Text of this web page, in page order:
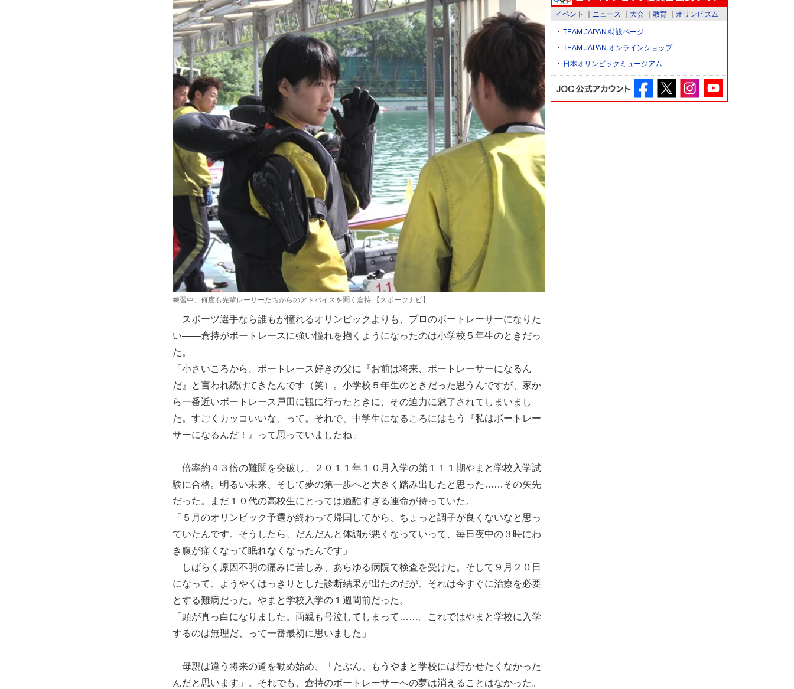
練習中、何度も先輩レーサーたちからのアドバイスを聞く倉持 【スポーツナビ】
スポーツ選手なら誰もが憧れるオリンピックよりも、プロのボートレーサーになりた
い――倉持がボートレースに強い憧れを抱くようになったのは小学校５年生のときだっ
た。
「小さいころから、ボートレース好きの父に『お前は将来、ボートレーサーになるん
だ』と言われ続けてきたんです（笑）。小学校５年生のときだった思うんですが、家か
ら一番近いボートレース戸田に観に行ったときに、その迫力に魅了されてしまいまし
た。すごくカッコいいな、って。それで、中学生になるころにはもう『私はボートレー
サーになるんだ！』って思っていましたね」
倍率約４３倍の難関を突破し、２０１１年１０月入学の第１１１期やまと学校入学試
験に合格。明るい未来、そして夢の第一歩へと大きく踏み出したと思った……その矢先
だった。まだ１０代の高校生にとっては過酷すぎる運命が待っていた。
「５月のオリンピック予選が終わって帰国してから、ちょっと調子が良くないなと思っ
ていたんです。そうしたら、だんだんと体調が悪くなっていって、毎日夜中の３時にわ
き腹が痛くなって眠れなくなったんです」
しばらく原因不明の痛みに苦しみ、あらゆる病院で検査を受けた。そして９月２０日
になって、ようやくはっきりとした診断結果が出たのだが、それは今すぐに治療を必要
とする難病だった。やまと学校入学の１週間前だった。
「頭が真っ白になりました。両親も号泣してしまって……。これではやまと学校に入学
するのは無理だ、って一番最初に思いました」
母親は違う将来の道を勧め始め、「たぶん、もうやまと学校には行かせたくなかった
んだと思います」。それでも、倉持のボートレーサーへの夢は消えることはなかった。
イベント ニュース 大会 教育 オリンピズム
TEAM JAPAN 特設ページ
TEAM JAPAN オンラインショップ
日本オリンピックミュージアム